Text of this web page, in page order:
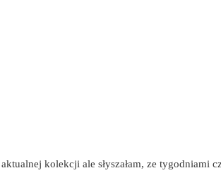
kolekcji ale słyszałam, ze tygodniami